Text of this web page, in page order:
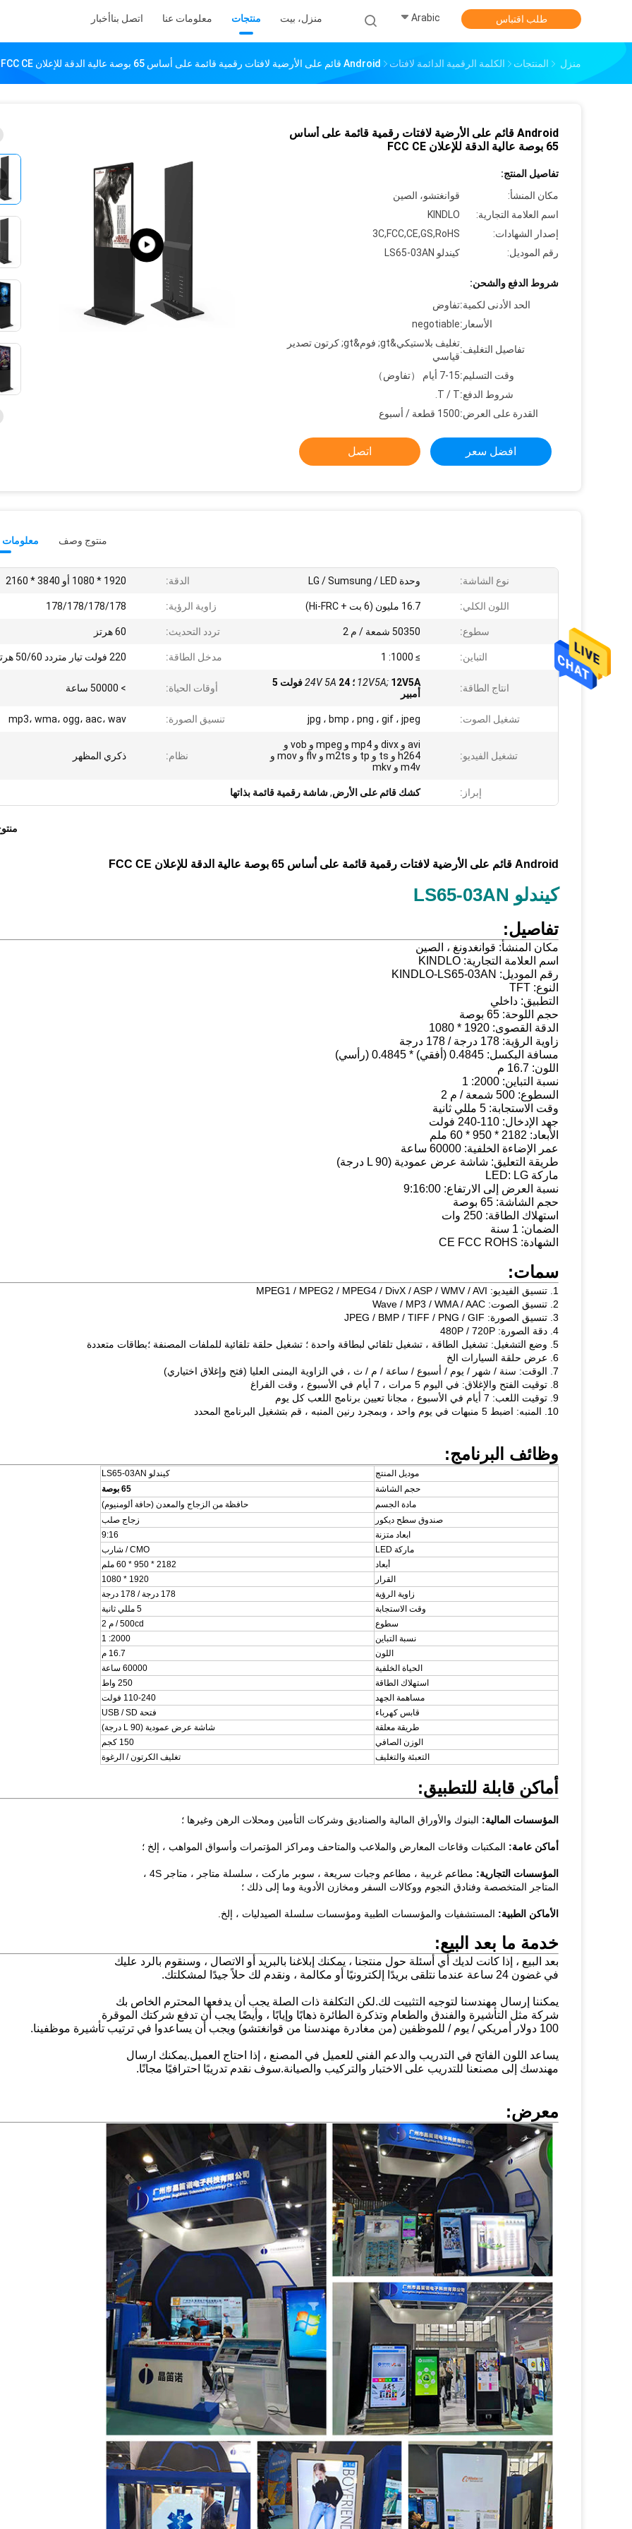
منزل، بيت منتجات معلومات عنا اتصل بناأخبار Arabic طلب اقتباس
منزل المنتجات الكلمة الرقمية الدائمة لافتات Android قائم على الأرضية لافتات رقمية قائمة على أساس 65 بوصة عالية الدقة للإعلان FCC CE
Android قائم على الأرضية لافتات رقمية قائمة على أساس
65 بوصة عالية الدقة للإعلان FCC CE
تفاصيل المنتج:
مكان المنشأ:
قوانغتشو، الصين
اسم العلامة التجارية:
KINDLO
إصدار الشهادات:
3C,FCC,CE,GS,RoHS
رقم الموديل:
كيندلو LS65-03AN
شروط الدفع والشحن:
الحد الأدنى لكمية:تفاوض
الأسعار:negotiable
تفاصيل التغليف:
تغليف بلاستيكي&gt; فوم&gt; كرتون تصدير
قياسي
وقت التسليم:7-15 أيام （تفاوض）
شروط الدفع:T / T.
القدرة على العرض:1500 قطعة / أسبوع
افضل سعر اتصل
معلومات منتوج وصف
نوع الشاشة: وحدة LG / Sumsung / LED الدقة: 1920 * 1080 أو 3840 * 2160
اللون الكلي: 16.7 مليون (6 بت + Hi-FRC) زاوية الرؤية: 178/178/178/178
سطوع: 50350 شمعة / م 2 تردد التحديث: 60 هرتز
التباين: ≥ 1000: 1 مدخل الطاقة: 220 فولت تيار متردد 50/60 هرتز
انتاج الطاقة: 12V5A; 12V5A ؛ 24V 5A
24 فولت 5
أمبير
أوقات الحياة: > 50000 ساعة
تشغيل الصوت: jpg ، bmp ، png ، gif ، jpeg تنسيق الصورة: mp3، wma، ogg، aac، wav
تشغيل الفيديو:
avi و divx و mp4 و mpeg و vob و
h264 و ts و tp و m2ts و flv و mov و
m4v و mkv
نظام: ذكري المظهر
إبراز: كشك قائم على الأرض,شاشة رقمية قائمة بذاتها
Android قائم على الأرضية لافتات رقمية قائمة على أساس 65 بوصة عالية الدقة للإعلان FCC CE
كيندلو LS65-03AN
تفاصيل:
مكان المنشأ: قوانغدونغ ، الصين
اسم العلامة التجارية: KINDLO
رقم الموديل: KINDLO-LS65-03AN
النوع: TFT
التطبيق: داخلي
حجم اللوحة: 65 بوصة
الدقة القصوى: 1920 * 1080
زاوية الرؤية: 178 درجة / 178 درجة
مسافة البكسل: 0.4845 (أفقي) * 0.4845 (رأسي)
اللون: 16.7 م
نسبة التباين: 2000: 1
السطوع: 500 شمعة / م 2
وقت الاستجابة: 5 مللي ثانية
جهد الإدخال: 110-240 فولت
الأبعاد: 2182 * 950 * 60 ملم
عمر الإضاءة الخلفية: 60000 ساعة
طريقة التعليق: شاشة عرض عمودية (L 90 درجة)
ماركة LED: LG
نسبة العرض إلى الارتفاع: 9:16:00
حجم الشاشة: 65 بوصة
استهلاك الطاقة: 250 وات
الضمان: 1 سنة
الشهادة: CE FCC ROHS
سمات:
1. تنسيق الفيديو: MPEG1 / MPEG2 / MPEG4 / DivX / ASP / WMV / AVI
2. تنسيق الصوت: Wave / MP3 / WMA / AAC
3. تنسيق الصورة: JPEG / BMP / TIFF / PNG / GIF
4. دقة الصورة: 480P / 720P
5. وضع التشغيل: تشغيل الطاقة ، تشغيل تلقائي لبطاقة واحدة ؛ تشغيل حلقة تلقائية للملفات المصنفة ؛بطاقات متعددة
6. عرض حلقة السيارات الخ
7. الوقت: سنة / شهر / يوم / أسبوع / ساعة / م / ث ، في الزاوية اليمنى العليا (فتح وإغلاق اختياري)
8. توقيت الفتح والإغلاق: في اليوم 5 مرات ، 7 أيام في الأسبوع ، وقت الفراغ
9. توقيت اللعب: 7 أيام في الأسبوع ، مجانا تعيين برنامج اللعب كل يوم
10. المنبه: اضبط 5 منبهات في يوم واحد ، وبمجرد رنين المنبه ، قم بتشغيل البرنامج المحدد
وظائف البرنامج:
موديل المنتج
كيندلو LS65-03AN
حجم الشاشة
65 بوصة
مادة الجسم
حافظة من الزجاج والمعدن (حافة ألومنيوم)
صندوق سطح ديكور
زجاج صلب
ابعاد متزنة
9:16
ماركة LED
CMO / شارب
أبعاد
2182 * 950 * 60 ملم
القرار
1920 * 1080
زاوية الرؤية
178 درجة / 178 درجة
وقت الاستجابة
5 مللي ثانية
سطوع
500cd / م 2
نسبة التباين
2000: 1
اللون
16.7 م
الحياة الخلفية
60000 ساعة
استهلاك الطاقة
250 واط
مساهمة الجهد
110-240 فولت
قابس كهرباء
فتحة USB / SD
طريقة معلقة
شاشة عرض عمودية (L 90 درجة)
الوزن الصافي
150 كجم
التعبئة والتغليف
تغليف الكرتون / الرغوة
أماكن قابلة للتطبيق:
المؤسسات المالية: البنوك والأوراق المالية والصناديق وشركات التأمين ومحلات الرهن وغيرها ؛
أماكن عامة: المكتبات وقاعات المعارض والملاعب والمتاحف ومراكز المؤتمرات وأسواق المواهب ، إلخ ؛
المؤسسات التجارية: مطاعم غربية ، مطاعم وجبات سريعة ، سوبر ماركت ، سلسلة متاجر ، متاجر 4S ،
المتاجر المتخصصة وفنادق النجوم ووكالات السفر ومخازن الأدوية وما إلى ذلك ؛
الأماكن الطبية: المستشفيات والمؤسسات الطبية ومؤسسات سلسلة الصيدليات ، إلخ.
خدمة ما بعد البيع:
بعد البيع ، إذا كانت لديك أي أسئلة حول منتجنا ، يمكنك إبلاغنا بالبريد أو الاتصال ، وسنقوم بالرد عليك
في غضون 24 ساعة عندما نتلقى بريدًا إلكترونيًا أو مكالمة ، ونقدم لك حلاً جيدًا لمشكلتك.
يمكننا إرسال مهندسنا لتوجيه التثبيت لك.لكن التكلفة ذات الصلة يجب أن يدفعها المحترم الخاص بك
شركة مثل التأشيرة والفندق والطعام وتذكرة الطائرة ذهابًا وإيابًا ، وأيضًا يجب أن تدفع شركتك الموقرة
100 دولار أمريكي / يوم / للموظفين (من مغادرة مهندسنا من قوانغتشو) ويجب أن يساعدوا في ترتيب تأشيرة موظفينا.
يساعد اللون الفاتح في التدريب والدعم الفني للعميل في المصنع ، إذا احتاج العميل.يمكنك ارسال
مهندسك إلى مصنعنا للتدريب على الاختبار والتركيب والصيانة.سوف نقدم تدريبًا احترافيًا مجانًا.
معرض: